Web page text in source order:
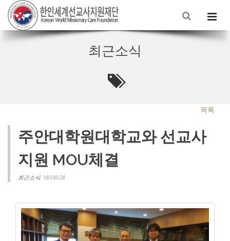
최근소식
목록
주안대학원대학교와 선교사
지원 MOU체결
최근소식 18/08/28